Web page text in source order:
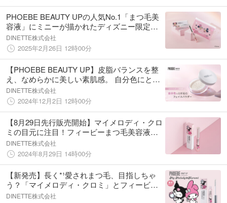
PHOEBE BEAUTY UPの人気No.1「まつ毛美
容液」にミニーが描かれたディズニー限定デ
ザインが登場！まつ毛がキュートなミニーと
一緒に、あなたもぱっちり愛されまつ毛に。
DINETTE株式会社
2025年2月26日 12時00分
【PHOEBE BEAUTY UP】皮脂バランスを整
え、なめらかに美しい素肌感。 自分色にとけ
込むフェイスパウダーが12月10日新登場。
DINETTE株式会社
2024年12月2日 12時00分
【8月29日先行販売開始】マイメロディ・クロ
ミの目元に注目！フィービーまつ毛美容液に
「マイメロディ・クロミ」が描かれた数量限
定デザインが登場！
DINETTE株式会社
2024年8月29日 14時00分
【新発売】長く*¹愛されまつ毛、目指しちゃ
う？「マイメロディ・クロミ」とフィービー
まつ毛美容液がコラボした限定デザインが登
DINETTE株式会社